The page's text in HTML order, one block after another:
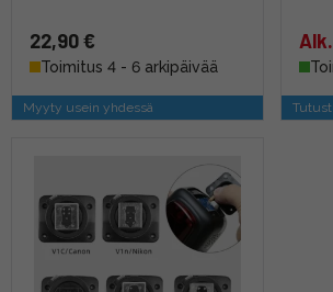
22,90 €
Toimitus 4 - 6 arkipäivää
Myyty usein yhdessä